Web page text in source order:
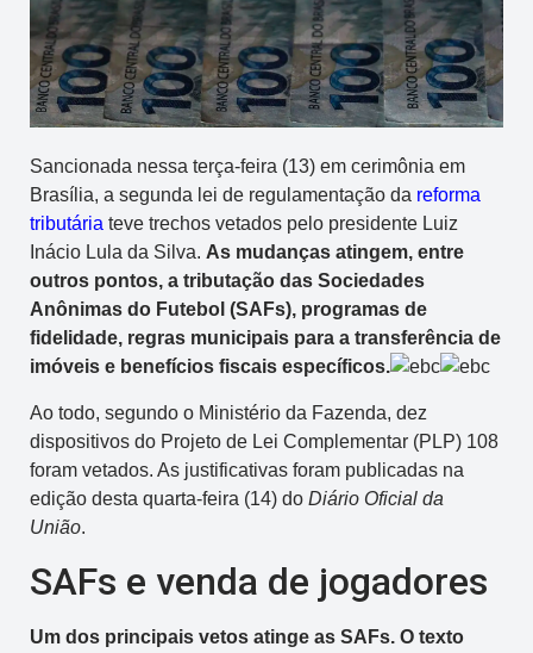
Sancionada nessa terça-feira (13) em cerimônia em
Brasília, a segunda lei de regulamentação da reforma
tributária teve trechos vetados pelo presidente Luiz
Inácio Lula da Silva. As mudanças atingem, entre
outros pontos, a tributação das Sociedades
Anônimas do Futebol (SAFs), programas de
fidelidade, regras municipais para a transferência de
imóveis e benefícios fiscais específicos.
Ao todo, segundo o Ministério da Fazenda, dez
dispositivos do Projeto de Lei Complementar (PLP) 108
foram vetados. As justificativas foram publicadas na
edição desta quarta-feira (14) do Diário Oficial da
União.
SAFs e venda de jogadores
Um dos principais vetos atinge as SAFs. O texto